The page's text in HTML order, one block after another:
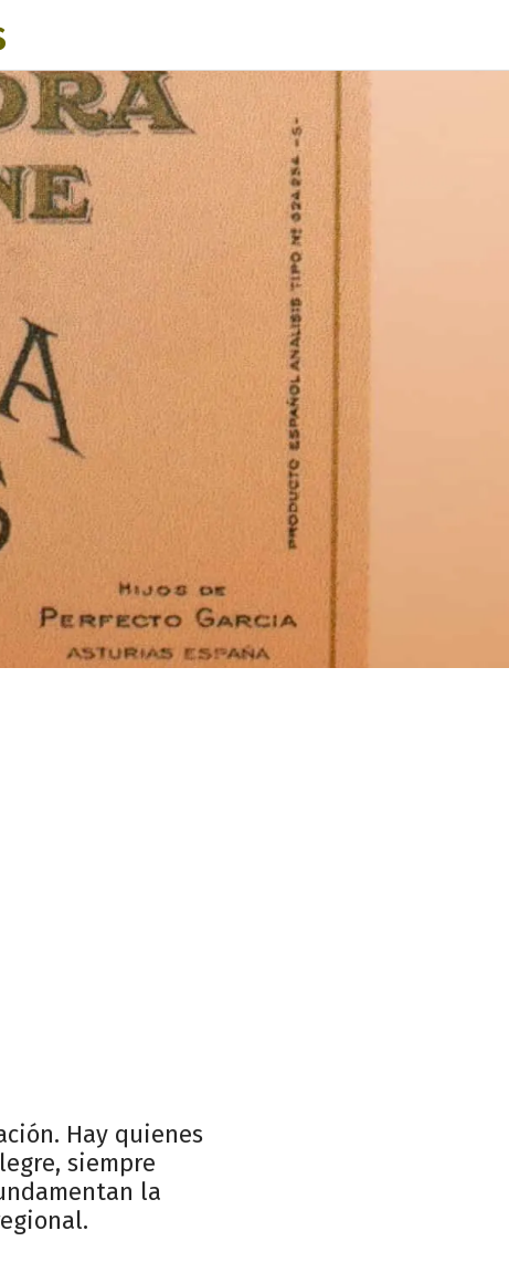
Hay quienes
siempre
la